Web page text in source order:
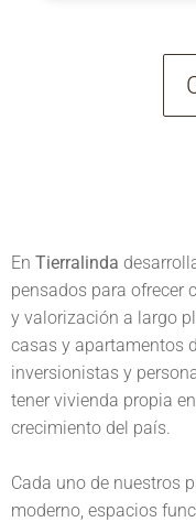
En Tierralinda
pensados para ofrecer
y valorización a largo
casas y apartamentos
inversionistas y
tener vivienda propia
crecimiento del país.
Cada uno de nuestros
moderno, espacios